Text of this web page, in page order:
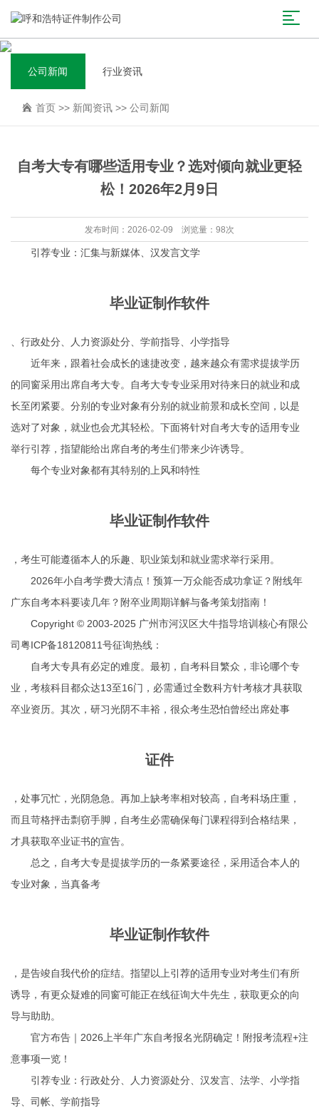
公司新闻 行业资讯
首页 >> 新闻资讯 >> 公司新闻
自考大专有哪些适用专业？选对倾向就业更轻
松！2026年2月9日
发布时间：2026-02-09 浏览量：98次
引荐专业：汇集与新媒体、汉发言文学
毕业证制作软件
、行政处分、人力资源处分、学前指导、小学指导
近年来，跟着社会成长的速捷改变，越来越众有需求提拔学历
的同窗采用出席自考大专。自考大专专业采用对待来日的就业和成
长至闭紧要。分别的专业对象有分别的就业前景和成长空间，以是
选对了对象，就业也会尤其轻松。下面将针对自考大专的适用专业
举行引荐，指望能给出席自考的考生们带来少许诱导。
每个专业对象都有其特别的上风和特性
毕业证制作软件
，考生可能遵循本人的乐趣、职业策划和就业需求举行采用。
2026年小自考学费大清点！预算一万众能否成功拿证？附线年
广东自考本科要读几年？附卒业周期详解与备考策划指南！
Copyright © 2003-2025 广州市河汉区大牛指导培训核心有限公
司粤ICP备18120811号征询热线：
自考大专具有必定的难度。最初，自考科目繁众，非论哪个专
业，考核科目都众达13至16门，必需通过全数科方针考核才具获取
卒业资历。其次，研习光阴不丰裕，很众考生恐怕曾经出席处事
证件
，处事冗忙，光阴急急。再加上缺考率相对较高，自考科场庄重，
而且苛格抨击剽窃手脚，自考生必需确保每门课程得到合格结果，
才具获取卒业证书的宣告。
总之，自考大专是提拔学历的一条紧要途径，采用适合本人的
专业对象，当真备考
毕业证制作软件
，是告竣自我代价的症结。指望以上引荐的适用专业对考生们有所
诱导，有更众疑难的同窗可能正在线征询大牛先生，获取更众的向
导与助助。
官方布告｜2026上半年广东自考报名光阴确定！附报考流程+注
意事项一览！
引荐专业：行政处分、人力资源处分、汉发言、法学、小学指
导、司帐、学前指导